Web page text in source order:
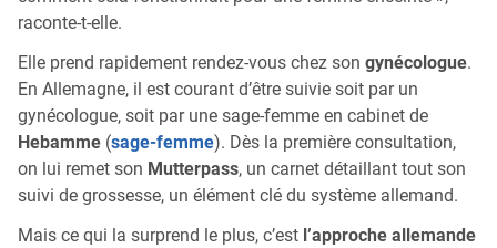
raconte-t-elle.
Elle prend rapidement rendez-vous chez son gynécologue.
En Allemagne, il est courant d’être suivie soit par un
gynécologue, soit par une sage-femme en cabinet de
Hebamme (sage-femme). Dès la première consultation,
on lui remet son Mutterpass, un carnet détaillant tout son
suivi de grossesse, un élément clé du système allemand.
Mais ce qui la surprend le plus, c’est l’approche allemande